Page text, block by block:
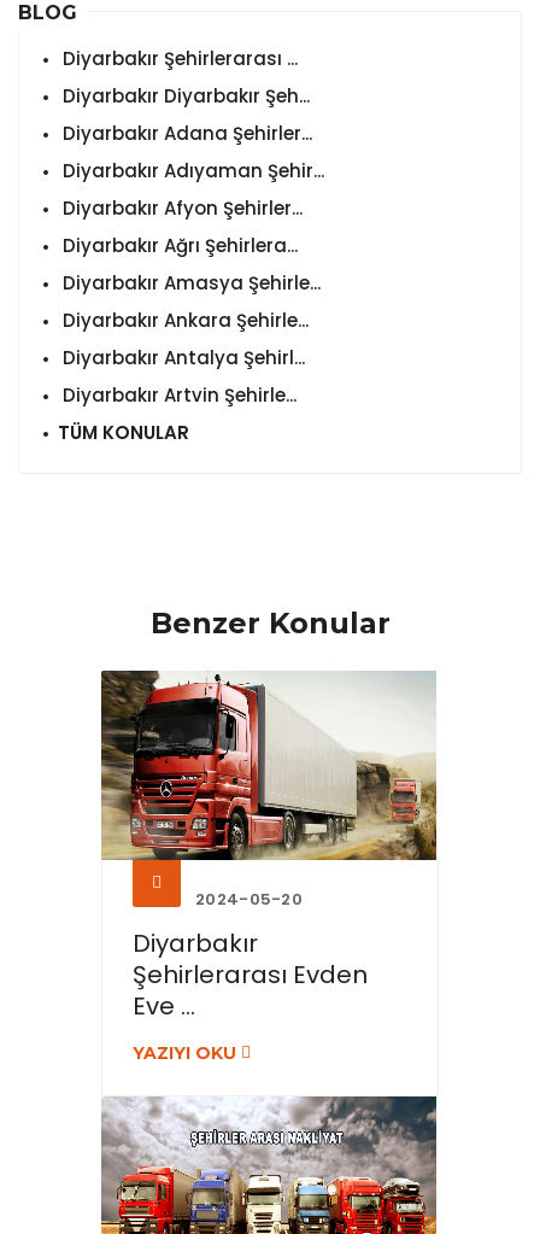
BLOG
Diyarbakır Şehirlerarası ...
Diyarbakır Diyarbakır Şeh...
Diyarbakır Adana Şehirler...
Diyarbakır Adıyaman Şehir...
Diyarbakır Afyon Şehirler...
Diyarbakır Ağrı Şehirlera...
Diyarbakır Amasya Şehirle...
Diyarbakır Ankara Şehirle...
Diyarbakır Antalya Şehirl...
Diyarbakır Artvin Şehirle...
TÜM KONULAR
Benzer Konular
2024-05-20
Diyarbakır
Şehirlerarası Evden
Eve ...
YAZIYI OKU